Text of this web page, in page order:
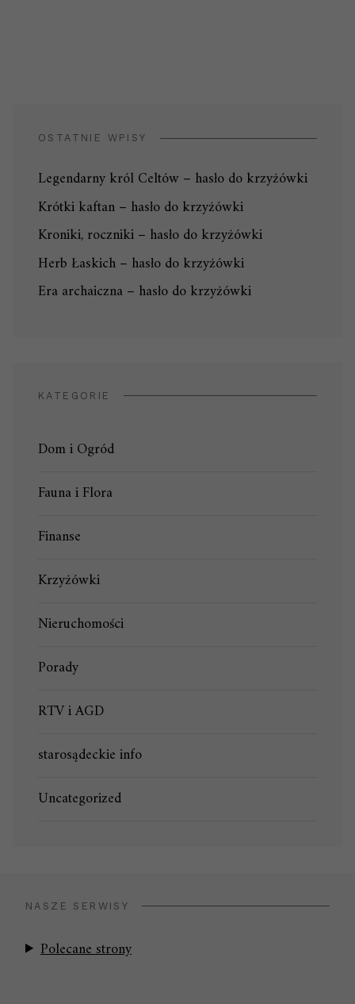
OSTATNIE WPISY
Legendarny król Celtów – hasło do krzyżówki
Krótki kaftan – hasło do krzyżówki
Kroniki, roczniki – hasło do krzyżówki
Herb Łaskich – hasło do krzyżówki
Era archaiczna – hasło do krzyżówki
KATEGORIE
Dom i Ogród
Fauna i Flora
Finanse
Krzyżówki
Nieruchomości
Porady
RTV i AGD
starosądeckie info
Uncategorized
NASZE SERWISY
Polecane strony